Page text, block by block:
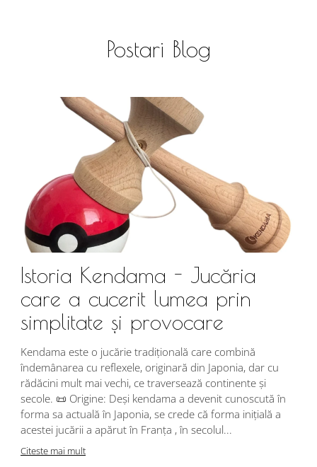
Postari Blog
Istoria Kendama - Jucăria
care a cucerit lumea prin
simplitate și provocare
Kendama este o jucărie tradițională care combină
îndemânarea cu reflexele, originară din Japonia, dar cu
rădăcini mult mai vechi, ce traversează continente și
secole. 📜 Origine: Deși kendama a devenit cunoscută în
forma sa actuală în Japonia, se crede că forma inițială a
acestei jucării a apărut în Franța , în secolul...
Citeste mai mult